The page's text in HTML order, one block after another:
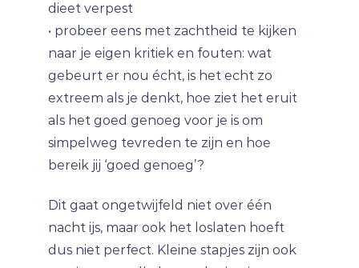
dieet verpest
• probeer eens met zachtheid te kijken
naar je eigen kritiek en fouten: wat
gebeurt er nou écht, is het echt zo
extreem als je denkt, hoe ziet het eruit
als het goed genoeg voor je is om
simpelweg tevreden te zijn en hoe
bereik jij ‘goed genoeg’?
Dit gaat ongetwijfeld niet over één
nacht ijs, maar ook het loslaten hoeft
dus niet perfect. Kleine stapjes zijn ook